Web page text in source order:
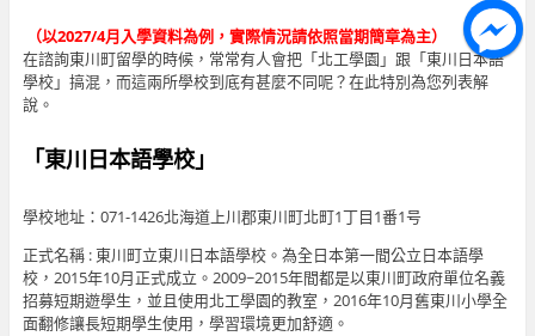
（以2027/4月入學資料為例，實際情況請依照當期簡章為主）
在諮詢東川町留學的時候，常常有人會把「北工學園」跟「東川日本語
學校」搞混，而這兩所學校到底有甚麼不同呢？在此特別為您列表解
說。
「東川日本語學校」
學校地址： 071-1426北海道上川郡東川町北町1丁目1番1号
正式名稱 : 東川町立東川日本語學校。為全日本第一間公立日本語學
校，2015年10月正式成立。2009~2015年間都是以東川町政府單位名義
招募短期遊學生，並且使用北工學園的教室，2016年10月舊東川小學全
面翻修讓長短期學生使用，學習環境更加舒適。